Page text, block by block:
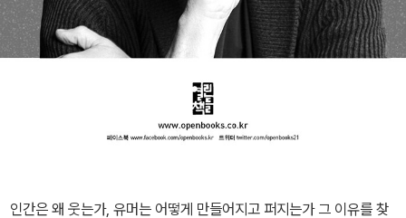
인간은 왜 웃는가, 유머는 어떻게 만들어지고 퍼지는가 그 이유를 찾